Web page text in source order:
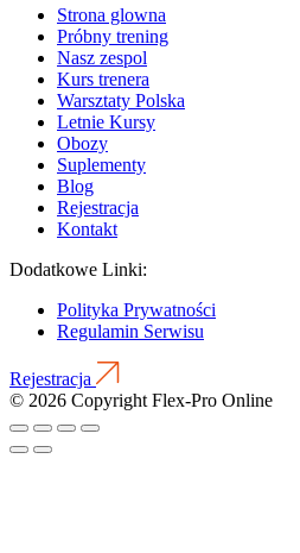
Strona glowna
Próbny trening
Nasz zespol
Kurs trenera
Warsztaty Polska
Letnie Kursy
Obozy
Suplementy
Blog
Rejestracja
Kontakt
Dodatkowe Linki:
Polityka Prywatności
Regulamin Serwisu
Rejestracja
© 2026 Copyright Flex-Pro Online